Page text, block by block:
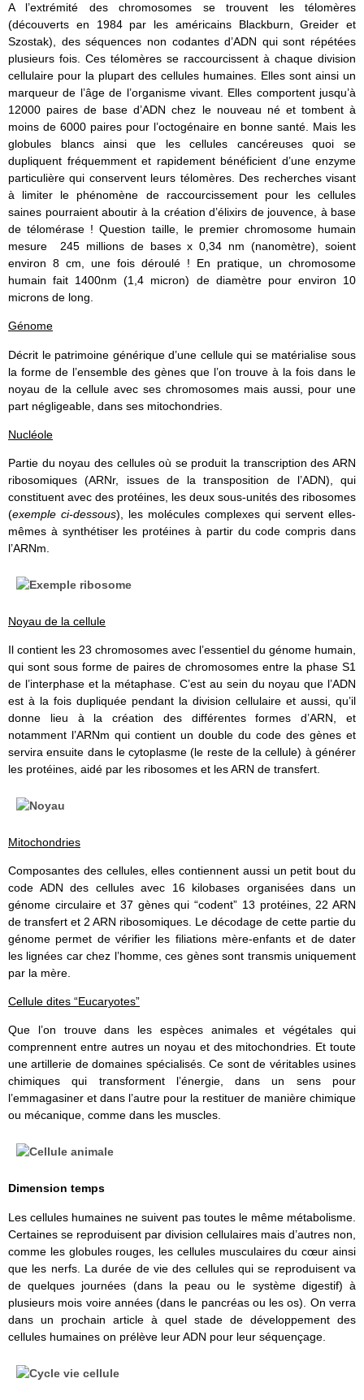
A l’extrémité des chromosomes se trouvent les télomères
(découverts en 1984 par les américains Blackburn, Greider et
Szostak), des séquences non codantes d’ADN qui sont répétées
plusieurs fois. Ces télomères se raccourcissent à chaque division
cellulaire pour la plupart des cellules humaines. Elles sont ainsi un
marqueur de l’âge de l’organisme vivant. Elles comportent jusqu’à
12000 paires de base d’ADN chez le nouveau né et tombent à
moins de 6000 paires pour l’octogénaire en bonne santé. Mais les
globules blancs ainsi que les cellules cancéreuses quoi se
dupliquent fréquemment et rapidement bénéficient d’une enzyme
particulière qui conservent leurs télomères. Des recherches visant
à limiter le phénomène de raccourcissement pour les cellules
saines pourraient aboutir à la création d’élixirs de jouvence, à base
de télomérase ! Question taille, le premier chromosome humain
mesure 245 millions de bases x 0,34 nm (nanomètre), soient
environ 8 cm, une fois déroulé ! En pratique, un chromosome
humain fait 1400nm (1,4 micron) de diamètre pour environ 10
microns de long.
Génome
Décrit le patrimoine générique d’une cellule qui se matérialise sous
la forme de l’ensemble des gènes que l’on trouve à la fois dans le
noyau de la cellule avec ses chromosomes mais aussi, pour une
part négligeable, dans ses mitochondries.
Nucléole
Partie du noyau des cellules où se produit la transcription des ARN
ribosomiques (ARNr, issues de la transposition de l’ADN), qui
constituent avec des protéines, les deux sous-unités des ribosomes
(exemple ci-dessous), les molécules complexes qui servent elles-
mêmes à synthétiser les protéines à partir du code compris dans
l’ARNm.
Noyau de la cellule
Il contient les 23 chromosomes avec l’essentiel du génome humain,
qui sont sous forme de paires de chromosomes entre la phase S1
de l’interphase et la métaphase. C’est au sein du noyau que l’ADN
est à la fois dupliquée pendant la division cellulaire et aussi, qu’il
donne lieu à la création des différentes formes d’ARN, et
notamment l’ARNm qui contient un double du code des gènes et
servira ensuite dans le cytoplasme (le reste de la cellule) à générer
les protéines, aidé par les ribosomes et les ARN de transfert.
Mitochondries
Composantes des cellules, elles contiennent aussi un petit bout du
code ADN des cellules avec 16 kilobases organisées dans un
génome circulaire et 37 gènes qui “codent” 13 protéines, 22 ARN
de transfert et 2 ARN ribosomiques. Le décodage de cette partie du
génome permet de vérifier les filiations mère-enfants et de dater
les lignées car chez l’homme, ces gènes sont transmis uniquement
par la mère.
Cellule dites “Eucaryotes”
Que l’on trouve dans les espèces animales et végétales qui
comprennent entre autres un noyau et des mitochondries. Et toute
une artillerie de domaines spécialisés. Ce sont de véritables usines
chimiques qui transforment l’énergie, dans un sens pour
l’emmagasiner et dans l’autre pour la restituer de manière chimique
ou mécanique, comme dans les muscles.
Dimension temps
Les cellules humaines ne suivent pas toutes le même métabolisme.
Certaines se reproduisent par division cellulaires mais d’autres non,
comme les globules rouges, les cellules musculaires du cœur ainsi
que les nerfs. La durée de vie des cellules qui se reproduisent va
de quelques journées (dans la peau ou le système digestif) à
plusieurs mois voire années (dans le pancréas ou les os). On verra
dans un prochain article à quel stade de développement des
cellules humaines on prélève leur ADN pour leur séquençage.